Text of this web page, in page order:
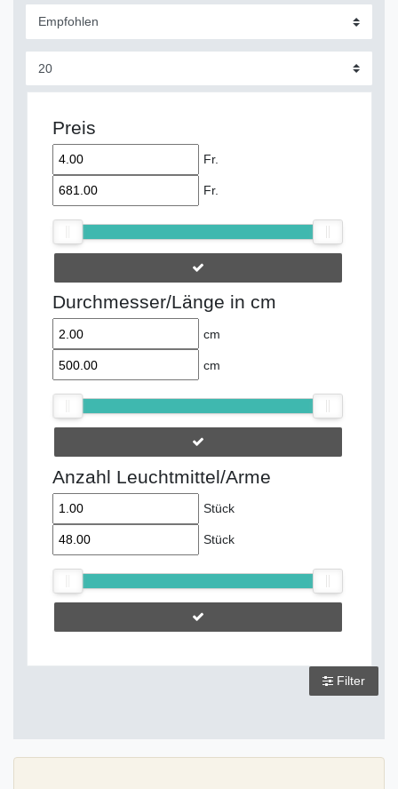
Preis
Fr.
Fr.
Durchmesser/Länge in cm
cm
cm
Anzahl Leuchtmittel/Arme
Stück
Stück
Filter